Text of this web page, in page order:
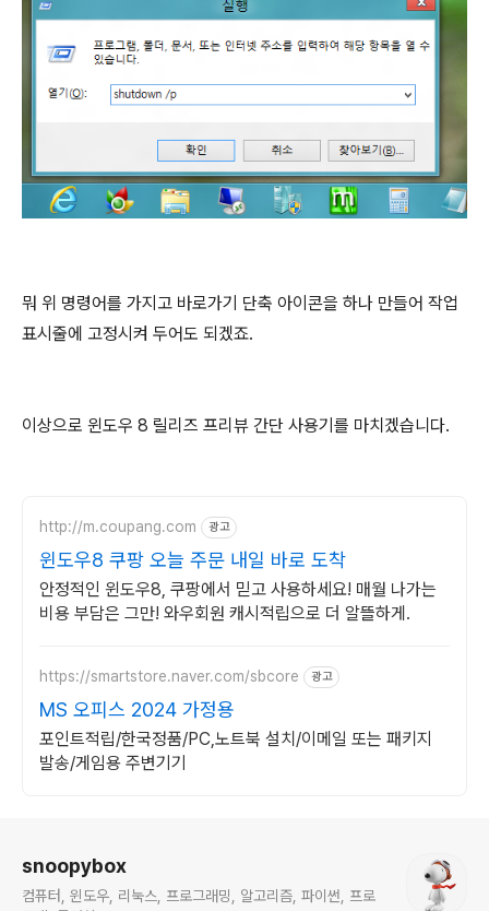
뭐 위 명령어를 가지고 바로가기 단축 아이콘을 하나 만들어 작업
표시줄에 고정시켜 두어도 되겠죠.
이상으로 윈도우 8 릴리즈 프리뷰 간단 사용기를 마치겠습니다.
http://m.coupang.com 광고
윈도우8 쿠팡 오늘 주문 내일 바로 도착
안정적인 윈도우8, 쿠팡에서 믿고 사용하세요! 매월 나가는
비용 부담은 그만! 와우회원 캐시적립으로 더 알뜰하게.
https://smartstore.naver.com/sbcore 광고
MS 오피스 2024 가정용
포인트적립/한국정품/PC,노트북 설치/이메일 또는 패키지
발송/게임용 주변기기
snoopybox
컴퓨터, 윈도우, 리눅스, 프로그래밍, 알고리즘, 파이썬, 프로